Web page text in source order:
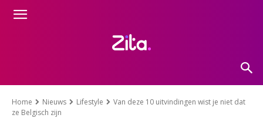
Home Nieuws Lifestyle
Van deze 10 uitvindingen wist je niet dat
ze Belgisch zijn